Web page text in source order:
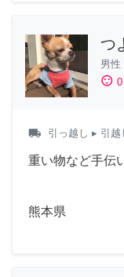
つ
男性
sentiment_satisfied 0
local_shipping 引っ越し ▸ 引越
重い物など手伝
熊本県